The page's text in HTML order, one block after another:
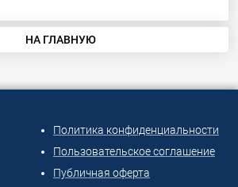
НА ГЛАВНУЮ
Политика конфиденциальности
Пользовательское соглашение
Публичная оферта